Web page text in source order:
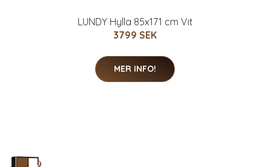
LUNDY Hylla 85x171 cm Vit
3799 SEK
MER INFO!